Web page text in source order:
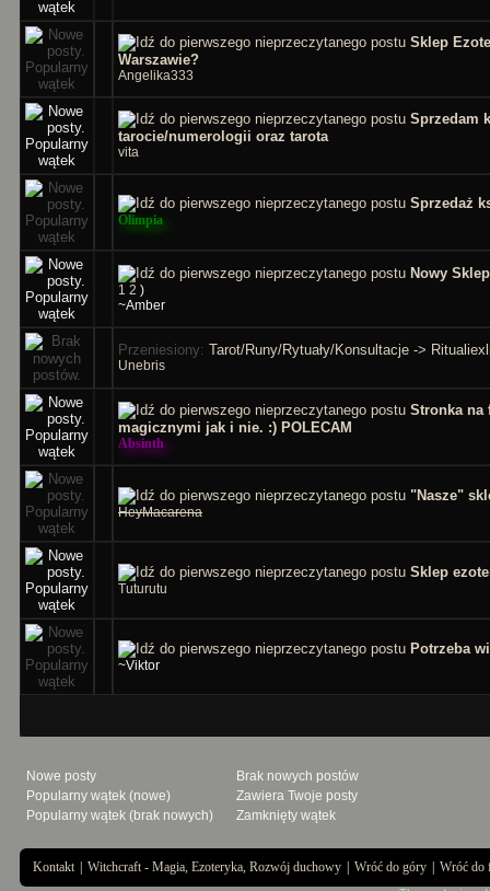
Sklep
Warszawie?
Angelika333
Sprzedam
tarocie/numerologii oraz tarota
vita
Sprzedaż
Olimpia
Nowy
1 2 )
~Amber
Przeniesiony: Tarot/Runy/Rytuały/Konsultacje ->
Unebris
Stronka na
magicznymi jak i nie. :) POLECAM
Absinth
"Nasze"
HeyMacarena
Sklep
Tuturutu
Potrzeba
~Viktor
Nowe posty
Popularny wątek (nowe)
Popularny wątek (brak nowych)
Brak nowych postów
Zawiera Twoje posty
Zamknięty wątek
Kontakt Witchcraft - Magia, Ezoteryka, Rozwój duchowy Wróć do góry Wróć do